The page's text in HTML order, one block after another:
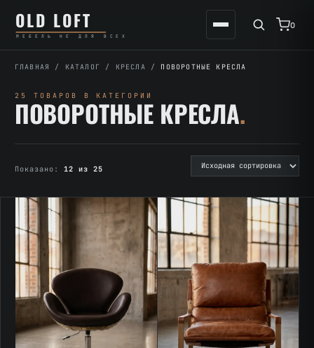
содержимому
содержимому
OLD LOFT
МЕБЕЛЬ НЕ ДЛЯ ВСЕХ
0
ГЛАВНАЯ / КАТАЛОГ / КРЕСЛА / ПОВОРОТНЫЕ КРЕСЛА
25 ТОВАРОВ В КАТЕГОРИИ
ПОВОРОТНЫЕ КРЕСЛА.
Показано:12 из 25